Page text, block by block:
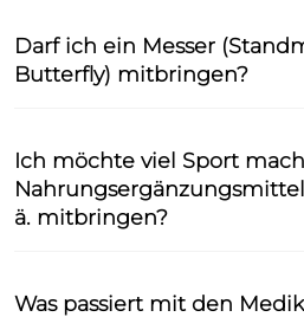
Darf ich ein Messer
Butterfly) mitbringen?
Ich möchte viel Sport
ä. mitbringen?
Was passiert mit den